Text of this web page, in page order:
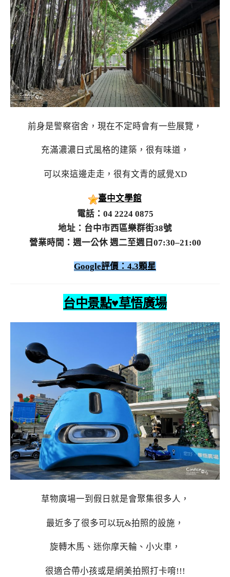
前身是警察宿舍，現在不定時會有一些展覽，
充滿濃濃日式風格的建築，很有味道，
可以來這邊走走，很有文青的感覺XD
臺中文學館
電話：04 2224 0875
地址：台中市西區樂群街38號
營業時間：週一公休 週二至週日07:30–21:00
Google評價：4.3顆星
台中景點♥草悟廣場
草物廣場一到假日就是會聚集很多人，
最近多了很多可以玩&拍照的設施，
旋轉木馬、迷你摩天輪、小火車，
很適合帶小孩或是網美拍照打卡唷!!!